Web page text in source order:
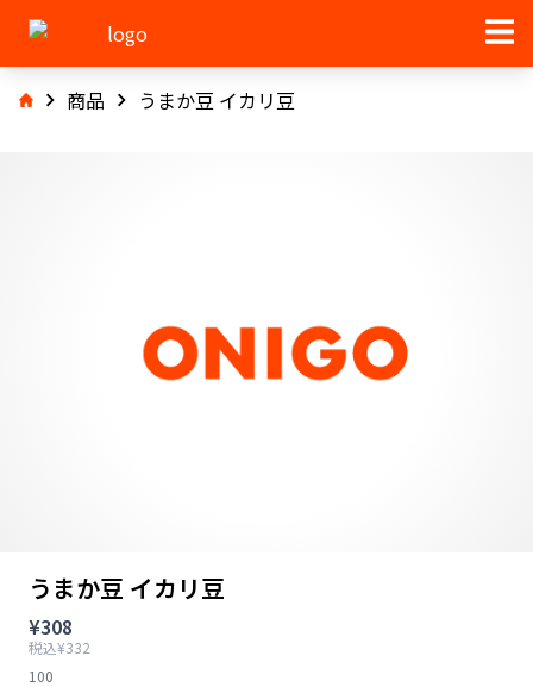
商品 うまか豆 イカリ豆
うまか豆 イカリ豆
¥308
税込¥332
100